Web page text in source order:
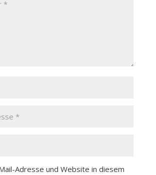
Adresse und Website in diesem